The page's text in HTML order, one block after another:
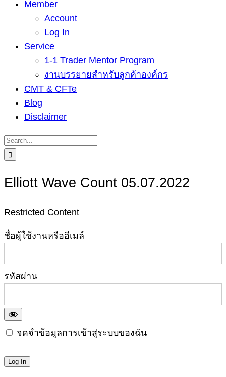
Member
Account
Log In
Service
1-1 Trader Mentor Program
งานบรรยายสำหรับลูกค้าองค์กร
CMT & CFTe
Blog
Disclaimer
Search
for:
Elliott Wave Count 05.07.2022
Restricted Content
ชื่อผู้ใช้งานหรืออีเมล์
รหัสผ่าน
จดจำข้อมูลการเข้าสู่ระบบของฉัน